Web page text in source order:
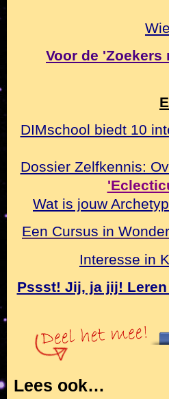
Voor de 'Zoekers
DIMschool biedt 10
Dossier Zelfkennis:
Wat is jouw
Een Cursus in
Interesse in
Pssst! Jij, ja jij!
Lees ook…